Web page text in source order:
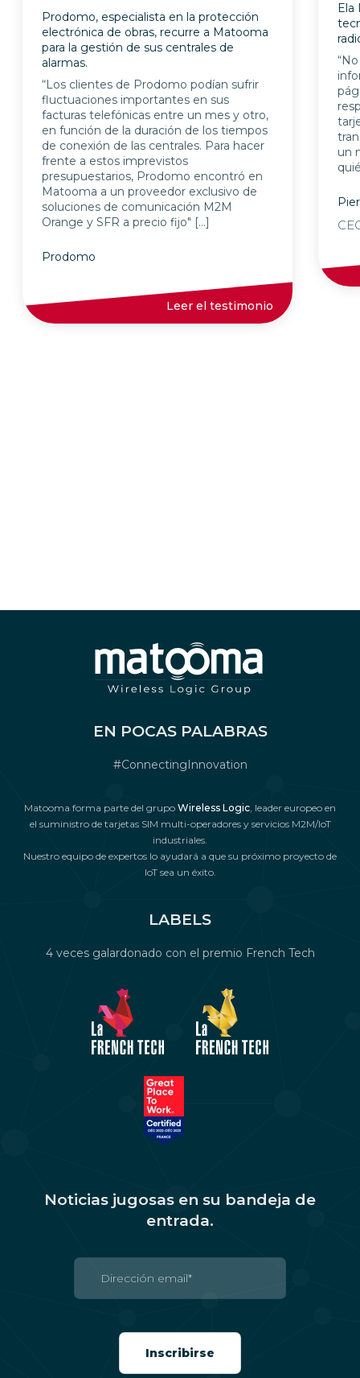
Prodomo, especialista en la protección
electrónica de obras, recurre a Matooma
para la gestión de sus centrales de
alarmas.
“Los clientes de Prodomo podían sufrir
fluctuaciones importantes en sus
facturas telefónicas entre un mes y otro,
en función de la duración de los tiempos
de conexión de las centrales. Para hacer
frente a estos imprevistos
presupuestarios, Prodomo encontró en
Matooma a un proveedor exclusivo de
soluciones de comunicación M2M
Orange y SFR a precio fijo" […]
Prodomo
Leer el testimonio
Ela
un
EN POCAS PALABRAS
#ConnectingInnovation
Matooma forma parte del grupo Wireless Logic, leader europeo en
el suministro de tarjetas SIM multi-operadores y servicios M2M/IoT
industriales.
Nuestro equipo de expertos lo ayudará a que su próximo proyecto de
IoT sea un éxito.
LABELS
4 veces galardonado con el premio French Tech
Noticias jugosas en su bandeja de
entrada.